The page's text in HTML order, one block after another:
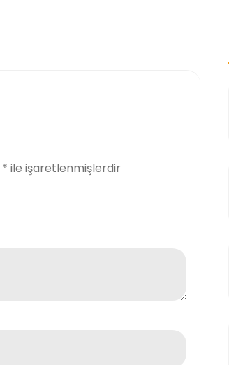
* ile işaretlenmişlerdir